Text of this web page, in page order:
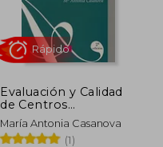
Evaluación y Calidad
de Centros
Educativos
María Antonia Casanova
(1)